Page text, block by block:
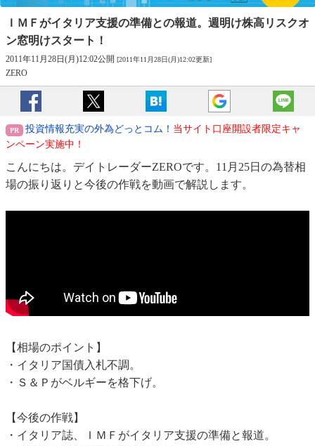
ＩＭＦがイタリア支援の準備との報道。 週明け株高リスクオ
ン窓明けスタート！
2011年11月28日(月)12:02公開 [2011年11月28日(月)12:02更新]
ZERO
投資情報充実の外為どっとコム！ 当サイト口座開設者限定キャ
ンペーン実施中！
こんにちは。デイトレーダーZEROです。11月25日の為替相
場の振り返りと今後の作戦を動画で解説します。
【相場のポイント】
・イタリア国債入札不調。
・Ｓ＆Ｐがベルギーを格下げ。
【今後の作戦】
・イタリア誌、ＩＭＦがイタリア支援の準備と報道。